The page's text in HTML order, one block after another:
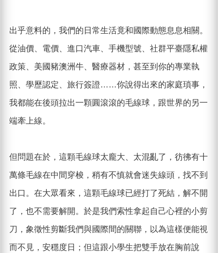
出乎意料的，我們的日常生活竟和國際動態息息相關。
從油價、電價、進口汽車、手機型號、社群平臺隱私權
政策、美國豬澳洲牛、醫療器材，甚至到你的專業執
照、學歷認定、旅行簽證……你說得出來的家庭瑣事，
我都能在後頭拉出一顆圓滾滾的毛線球，跟世界的另一
端牽上線。
但問題在於，這顆毛線球太龐大、太混亂了，彷彿有十
萬條毛線在中間穿梭，稍有不慎就會迷失線頭，找不到
出口。在大眾看來，這顆毛線球已經打了死結，解不開
了，也不需要解開。於是我們索性拿起自己心裡的小剪
刀，象徵性剪斷我們與國際間的關聯，以為這樣便能視
而不見，安穩度日；但這跟小學生把雙手放在胸前說